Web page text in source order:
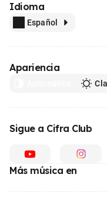
Idioma
Español
Apariencia
Sigue a Cifra Club
Más música en